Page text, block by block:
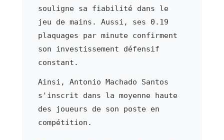
souligne sa fiabilité dans le
jeu de mains. Aussi, ses 0.19
plaquages par minute confirment
son investissement défensif
constant.
Ainsi, Antonio Machado Santos
s'inscrit dans la moyenne haute
des joueurs de son poste en
compétition.